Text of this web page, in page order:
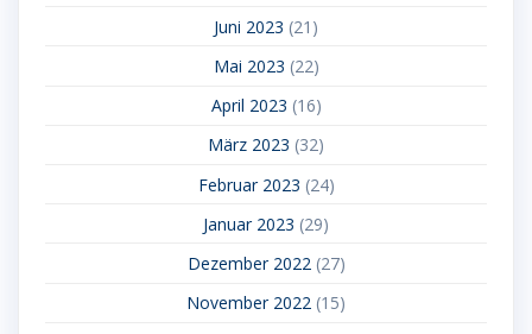
Juni 2023 (21)
Mai 2023 (22)
April 2023 (16)
März 2023 (32)
Februar 2023 (24)
Januar 2023 (29)
Dezember 2022(27)
November 2022 (15)